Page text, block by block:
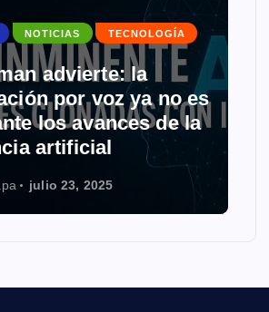
NOTICIAS TECNOLOGÍA
advierte: la
por voz ya no es
los avances de la
artificial
julio 23, 2025